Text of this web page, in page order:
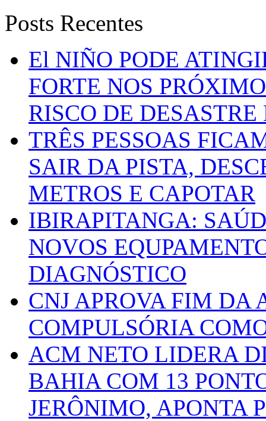
Posts Recentes
El NIÑO PODE
FORTE NOS
RISCO DE
TRÊS PESSOAS
SAIR DA PISTA,
METROS E CAPOTAR
IBIRAPITANGA:
NOVOS
DIAGNÓSTICO
CNJ APROVA FIM DA
COMPULSÓRIA
ACM NETO LIDERA
BAHIA COM 13
JERÔNIMO, APONTA